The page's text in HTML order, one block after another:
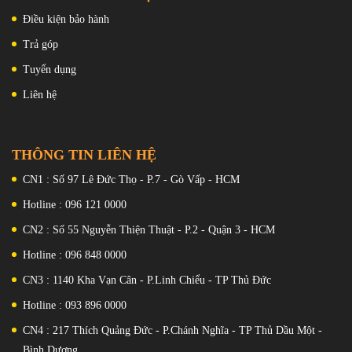
Điều kiện bảo hành
Trả góp
Tuyển dụng
Liên hệ
THÔNG TIN LIÊN HỆ
CN1 : Số 97 Lê Đức Thọ - P.7 - Gò Vấp - HCM
Hotline : 096 121 0000
CN2 : Số 55 Nguyễn Thiện Thuật - P.2 - Quận 3 - HCM
Hotline : 096 848 0000
CN3 : 1140 Kha Vạn Cân - P.Linh Chiểu - TP Thủ Đức
Hotline : 093 896 0000
CN4 : 217 Thích Quảng Đức - P.Chánh Nghĩa - TP Thủ Dầu Một -